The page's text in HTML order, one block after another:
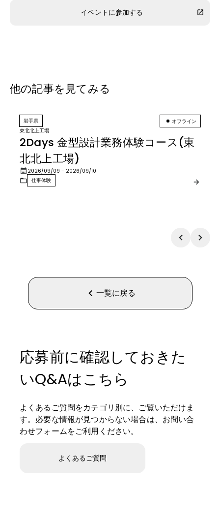
イベントに参加する
他の記事を見てみる
岩手県
オフライン
東北北上工場
2Days 金型設計業務体験コース(東
北北上工場)
2026/09/09 - 2026/09/10
仕事体験
一覧に戻る
応募前に確認しておきた
いQ&Aはこちら
よくあるご質問をカテゴリ別に、ご覧いただけま
す。必要な情報が見つからない場合は、お問い合
わせフォームをご利用ください。
よくあるご質問